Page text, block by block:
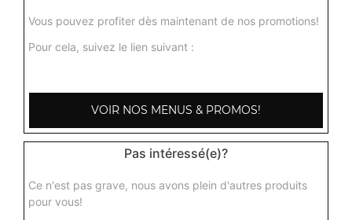
9.00€
tomate, gingembre, ail, poivre, coriandre
9.00€
Vous pouvez profiter dès maintenant de nos promotions!
Pour cela, suivez le lien suivant :
VOIR NOS MENUS & PROMOS!
Pas intéressé(e)?
Ce n'est pas grave, nous avons plein d'autres produits
pour vous!